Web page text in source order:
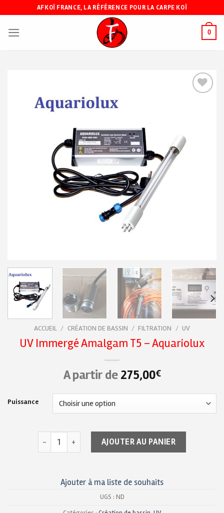
content
AFKOÏ FRANCE, LA RÉFÉRENCE POUR LA CARPE KOÏ
0
ACCUEIL / CRÉATION DE BASSIN / FILTRATION / UV
UV Immergé Amalgam T5 – Aquariolux
A partir de 275,00€
Puissance
quantité de UV Immergé Amalgam T5 - Aquariolux
AJOUTER AU PANIER
Ajouter à ma liste de souhaits
UGS : ND